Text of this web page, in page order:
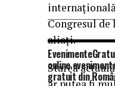
Congresul
aliați.
Starea
online
gratuit din